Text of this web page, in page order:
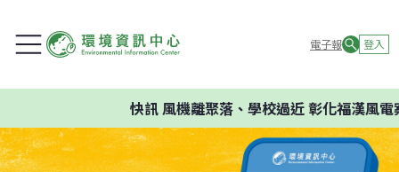
電子報 登入
快訊風機離聚落、學校過近 彰化福漢風電